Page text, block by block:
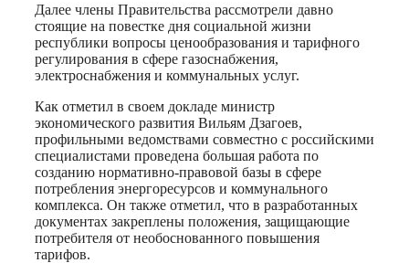
Далее члены Правительства рассмотрели давно
стоящие на повестке дня социальной жизни
республики вопросы ценообразования и тарифного
регулирования в сфере газоснабжения,
электроснабжения и коммунальных услуг.
Как отметил в своем докладе министр
экономического развития Вильям Дзагоев,
профильными ведомствами совместно с российскими
специалистами проведена большая работа по
созданию нормативно-правовой базы в сфере
потребления энергоресурсов и коммунального
комплекса. Он также отметил, что в разработанных
документах закреплены положения, защищающие
потребителя от необоснованного повышения
тарифов.